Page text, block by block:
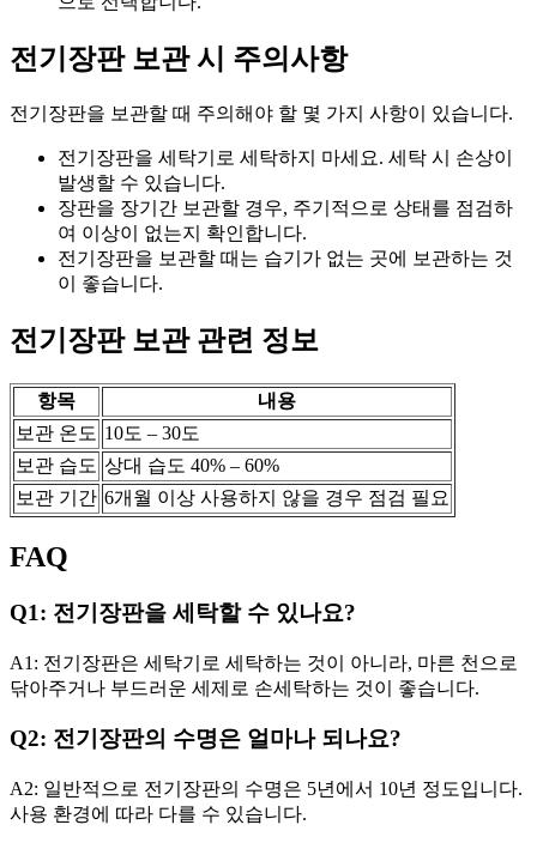
전기장판 보관 시 주의사항
전기장판을 보관할 때 주의해야 할 몇 가지 사항이 있습니다.
전기장판을 세탁기로 세탁하지 마세요. 세탁 시 손상이
발생할 수 있습니다.
장판을 장기간 보관할 경우, 주기적으로 상태를 점검하
여 이상이 없는지 확인합니다.
전기장판을 보관할 때는 습기가 없는 곳에 보관하는 것
이 좋습니다.
전기장판 보관 관련 정보
항목
내용
보관 온도 10도 – 30도
보관 습도 상대 습도 40% – 60%
보관 기간 6개월 이상 사용하지 않을 경우 점검 필요
FAQ
Q1: 전기장판을 세탁할 수 있나요?
A1: 전기장판은 세탁기로 세탁하는 것이 아니라, 마른 천으로
닦아주거나 부드러운 세제로 손세탁하는 것이 좋습니다.
Q2: 전기장판의 수명은 얼마나 되나요?
A2: 일반적으로 전기장판의 수명은 5년에서 10년 정도입니다.
사용 환경에 따라 다를 수 있습니다.